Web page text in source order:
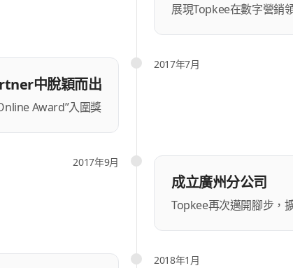
展現Topkee在數字營銷
2017年7月
中脫穎而出
Award”入圍獎
2017年9月
成立廣州分公司
Topkee再次邁開腳步，
2018年1月